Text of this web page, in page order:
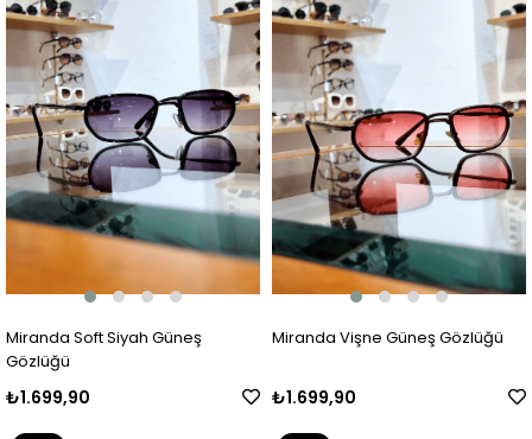
Miranda Soft Siyah Güneş
Gözlüğü
₺1.699,90
Miranda Vişne Güneş Gözlüğü
₺1.699,90